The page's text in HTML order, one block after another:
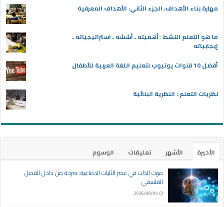
مهارة بناء الأهداف، الجزء الثاني: الأهداف المعرفية
ما هو التعلم النشط : أهميته ـ أسُسُه ـ استراتيجياته ـ
إيجابياته
أفضل 10 قنوات يوتيوب لتعليم اللغة العربية للأطفال
نظريات التعلم : النظرية البنائية
الأخيرة الأشهر تعليقات
الوسوم
موت الذات في عصر الآليات الدماغية: صرخة من داخل الفصل
الفلسفي
2026/08/09